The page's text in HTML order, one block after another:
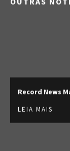
Record News
LEIA MAIS